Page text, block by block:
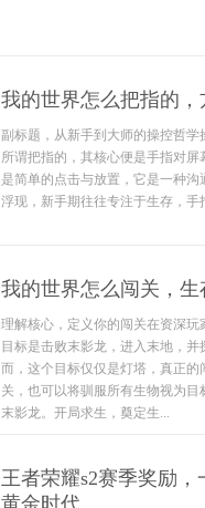
我的世界怎么把指的
副标题，从新手到大师的操控哲
所谓把指的，其核心便是手指对
是简单的点击与放置，它是一种
浮现，新手期往往专注于生存，手
我的世界怎么闯关，
理解核心，定义你的闯关在资深
目标是击败末影龙，进入末地，
而，这个目标仅仅是灯塔，真正
关，也可以将驯服所有生物视为
末影龙。开局求生，奠定生...
王者荣耀s2赛季奖励
黄金时代